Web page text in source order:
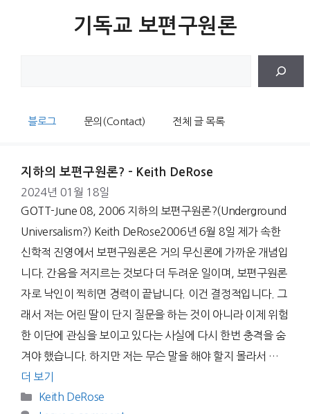
기독교 보편구원론
블로그 문의(Contact) 전체 글 목록
지하의 보편구원론? – Keith DeRose
2024년 01월 18일
GOTT-June 08, 2006 지하의 보편구원론?(Underground
Universalism?) Keith DeRose2006년 6월 8일 제가 속한
신학적 진영에서 보편구원론은 거의 무신론에 가까운 개념입
니다. 간음을 저지르는 것보다 더 두려운 일이며, 보편구원론
자로 낙인이 찍히면 경력이 끝납니다. 이건 결정적입니다. 그
래서 저는 어린 딸이 단지 질문을 하는 것이 아니라 이제 위험
한 이단에 관심을 보이고 있다는 사실에 다시 한번 충격을 숨
겨야 했습니다. 하지만 저는 무슨 말을 해야 할지 몰라서 …
더 보기
Categories
Keith DeRose